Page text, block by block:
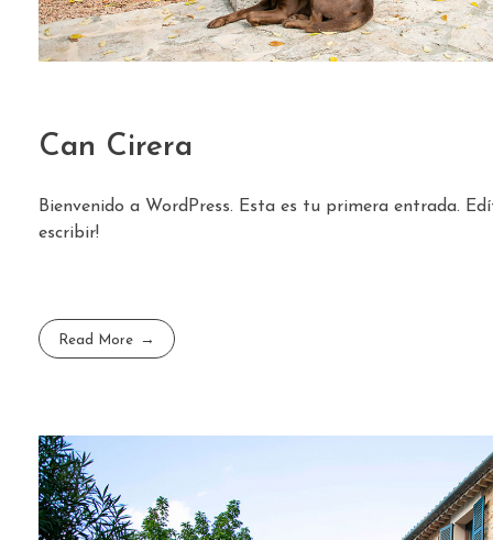
Can Cirera
Bienvenido a WordPress. Esta es tu primera entrada.
escribir!
Read More